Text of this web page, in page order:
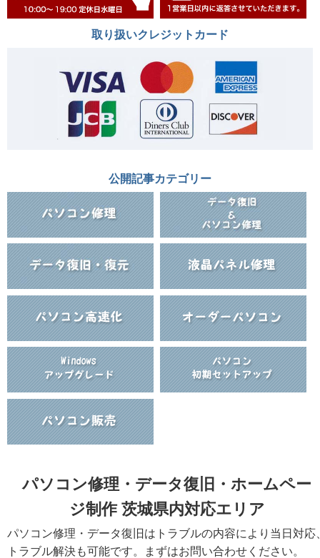
取り扱いクレジットカード
公開記事カテゴリー
パソコン修理・データ復旧・ホームペー
ジ制作 茨城県内対応エリア
パソコン修理・データ復旧はトラブルの内容により当日対応
トラブル解決も可能です。まずはお問い合わせください。